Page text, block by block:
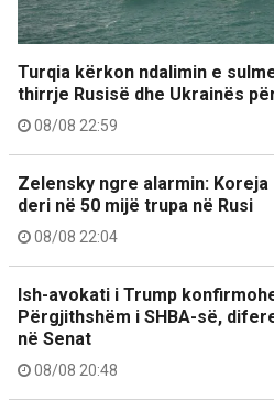
Turqia kërkon ndalimin e
thirrje Rusisë dhe Ukrainës
08/08 22:59
Zelensky ngre alarmin:
deri në 50 mijë trupa në Rusi
08/08 22:04
Ish-avokati i Trump
Përgjithshëm i SHBA-së,
në Senat
08/08 20:48